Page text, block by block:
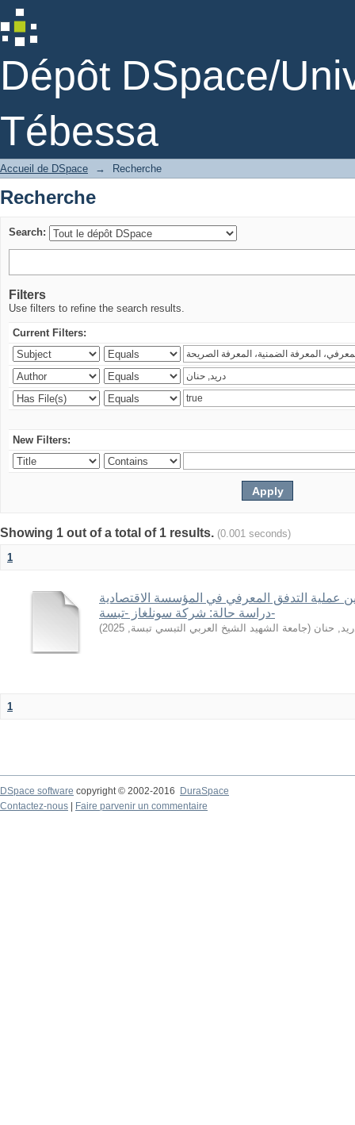
Dépôt DSpace/
Tébessa
Recherche
Accueil de DSpace → Recherche
Recherche
Search:
Filters
Use filters to refine the search results.
Current Filters:
New Filters:
Showing 1 out of a total of 1 results. (0.001 seconds)
1
عملية التدفق المعرفي في المؤسسة الاقتصادية
دراسة حالة: شركة سونلغاز -تبسة-
حنان (جامعة الشهيد الشيخ العربي التبسي تبسة,
2025
)
1
DSpace software copyright © 2002-2016
DuraSpace
Contactez-nous
Faire parvenir un commentaire